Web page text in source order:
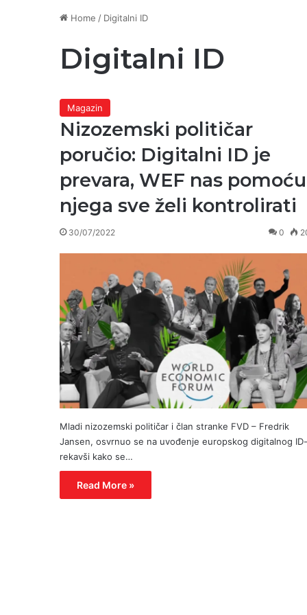
Home / Digitalni ID
Digitalni ID
Magazin
Nizozemski političar
poručio: Digitalni ID je
prevara, WEF nas pomoću
njega sve želi kontrolirati
30/07/2022 0
Mladi nizozemski političar i član stranke FVD – Fredrik
Jansen, osvrnuo se na uvođenje europskog digitalnog
rekavši kako se…
Read More »